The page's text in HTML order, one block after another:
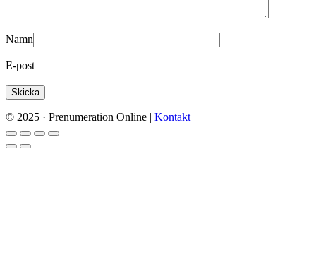
Namn
E-post
© 2025 · Prenumeration Online | Kontakt